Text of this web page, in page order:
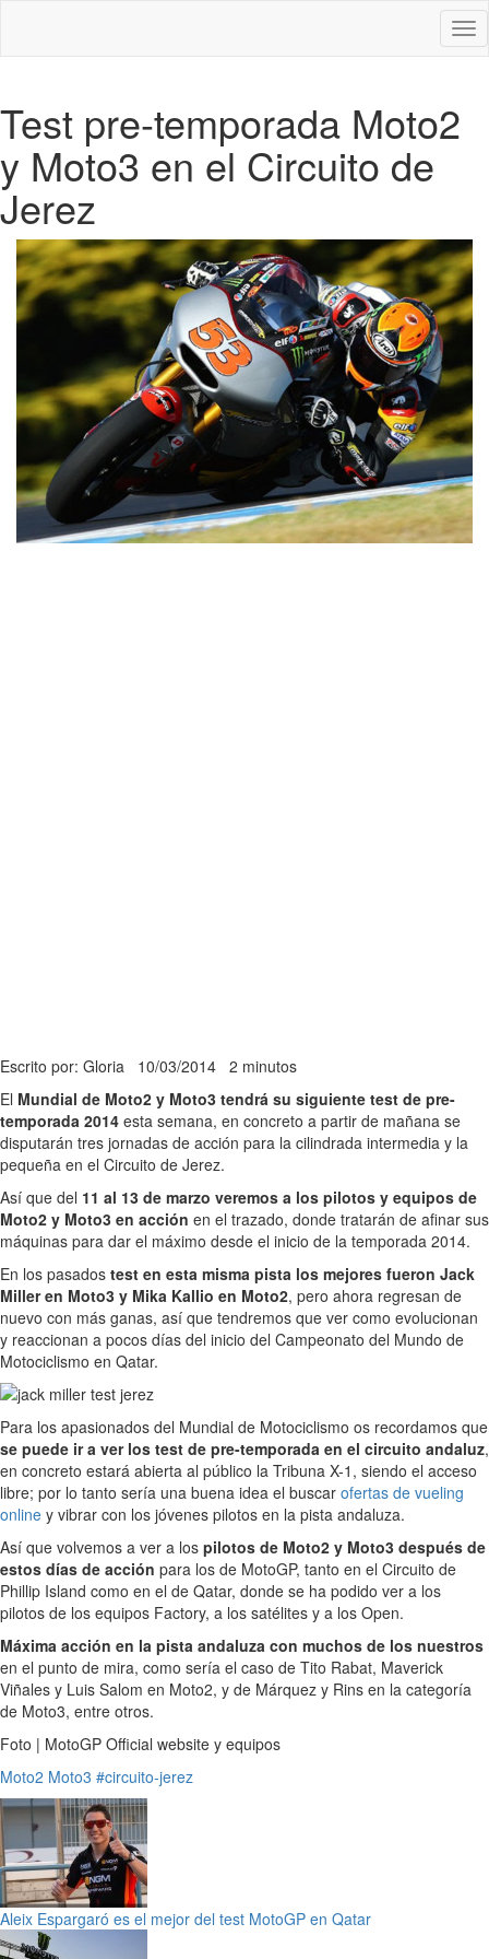
Test pre-temporada Moto2
y Moto3 en el Circuito de
Jerez
Escrito por: Gloria 10/03/2014 2 minutos
El Mundial de Moto2 y Moto3 tendrá su siguiente test de pre-
temporada 2014 esta semana, en concreto a partir de mañana se
disputarán tres jornadas de acción para la cilindrada intermedia y la
pequeña en el Circuito de Jerez.
Así que del 11 al 13 de marzo veremos a los pilotos y equipos de
Moto2 y Moto3 en acción en el trazado, donde tratarán de afinar sus
máquinas para dar el máximo desde el inicio de la temporada 2014.
En los pasados test en esta misma pista los mejores fueron Jack
Miller en Moto3 y Mika Kallio en Moto2, pero ahora regresan de
nuevo con más ganas, así que tendremos que ver como evolucionan
y reaccionan a pocos días del inicio del Campeonato del Mundo de
Motociclismo en Qatar.
Para los apasionados del Mundial de Motociclismo os recordamos que
se puede ir a ver los test de pre-temporada en el circuito andaluz,
en concreto estará abierta al público la Tribuna X-1, siendo el acceso
libre; por lo tanto sería una buena idea el buscar ofertas de vueling
online y vibrar con los jóvenes pilotos en la pista andaluza.
Así que volvemos a ver a los pilotos de Moto2 y Moto3 después de
estos días de acción para los de MotoGP, tanto en el Circuito de
Phillip Island como en el de Qatar, donde se ha podido ver a los
pilotos de los equipos Factory, a los satélites y a los Open.
Máxima acción en la pista andaluza con muchos de los nuestros
en el punto de mira, como sería el caso de Tito Rabat, Maverick
Viñales y Luis Salom en Moto2, y de Márquez y Rins en la categoría
de Moto3, entre otros.
Foto | MotoGP Official website y equipos
Moto2 Moto3 #circuito-jerez
Aleix Espargaró es el mejor del test MotoGP en Qatar